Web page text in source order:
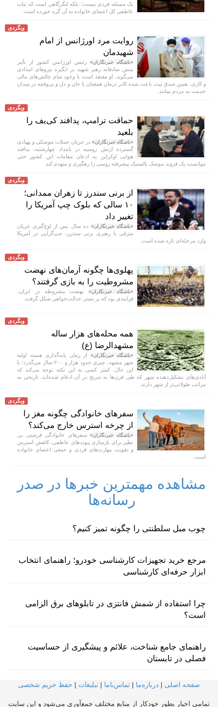
یک مسئله فردی نیست؛ بلکه لنگرگاهی است که ثبات
عاطفی کل اعضای خانواده به آن گره خورده است.
وبگردی
روایت مرد اورژانس از امام
شهیدمان
«باشگاه خبرنگاران» رئیس اورژانس کشور از تأثیر
منش صادقانه رهبر شهید بر انگیزه نیرو‌های امدادی
می‌گوید. او معتقد است با وجود تمام چالش‌های مالی
و کاری، همین صدق نیت باعث شده کادر درمان همچنان با جان و دل و بی‌وقفه در میدان
خدمت به مردم بمانند.
وبگردی
حماقت ترامپ، پدافند کی‌یف را
بلعید
«باشگاه خبرنگاران» در جریان حملات موشکی و پهپادی
گسترده ارتش روسیه در بامداد چهارشنبه، پدافند
هوایی اوکراین به اذعان مقامات این کشور حتی
نتوانست یک فروند موشک بالستیک پیشرفته روسی را رهگیری و منهدم کند.
وبگردی
از برنی سندرز تا زهران ممدانی؛
۱۰ سالی که بلوک چپ آمریکا را
تغییر داد
«باشگاه خبرنگاران» ده سال پس از اوج‌گیری جریان
مترقی با رهبری برنی سندرز، چپ‌گرایی در آمریکا
وارد مرحله‌ای تازه شده است.
وبگردی
پهلوی‌ها چگونه آرمان‌های نهضت
مشروطیت را به بازی گرفتند؟
«باشگاه خبرنگاران»نهضت مشروطه در ایران،
فرایندی بود که بر بستر عدالت‌خواهی شکل گرفت.
وبگردی
همه محله‌های هزار ساله
مشهدالرضا (ع)
«باشگاه خبرنگاران» از زمان پایه‌گذاری هسته اولیه
شهر مشهد، چیزی حدود هزار و ۲۰۰ سال می‌گذرد؛ با
این حال، کمتر کسی به این نکته توجه می‌کند که
آبادی‌های تشکیل‌دهنده شهر که طی قرن‌ها به تدریج در آن ادغام شده‌اند، تاریخی به
مراتب طولانی‌تر از شهر دارند.
وبگردی
سفر‌های خانوادگی چگونه مغز را
از چرخه استرس خارج می‌کند؟
«باشگاه خبرنگاران»سفر‌های خانوادگی فرصتی بی
نظیر برای بازسازی پیوند‌های عاطفی، کاهش استرس
و تقویت مهارت‌های فردی و جمعی اعضای خانواده
است.
مشاهده مهمترین خبرها در صدر
رسانه‌ها
چوب مبل سلطنتی را چگونه تمیز کنیم؟
مرجع خرید تجهیزات کارشناسی خودرو؛ راهنمای انتخاب
ابزار حرفه‌ای کارشناسی
چرا استفاده از شمش فانتزی در تابلوهای برق الزامی
است؟
راهنمای جامع شناخت، علائم و پیشگیری از حساسیت
فصلی در تابستان
صفحه اصلی | درباره‌ما | تماس‌با‌ما | تبلیغات | حفظ حریم شخصی
تمامی اخبار بطور خودکار از منابع مختلف جمع‌آوری می‌شود و این سایت